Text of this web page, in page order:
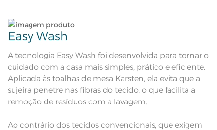
folhagens por todo o corpo
Composição
Tamanho
Cor Erva Mate
Itens Inclusos 1 Toalha de Mesa
Lave tipos de tecidos distintos separadamente;
Não lave cores claras e cores escuras no mesmo
ciclo;
No caso de derramamento acidental de líquidos,
condimentos ou molhos sobre o tecido, limpe
imediatamente utilizando um pano umedecido
em água sem comprimir ou friccionar a sujeira
Easy Wash
A tecnologia Easy Wash foi desenvolvida para tornar o
cuidado com a casa mais simples, prático e eficiente.
Aplicada às toalhas de mesa Karsten, ela evita que a
sujeira penetre nas fibras do tecido, o que facilita a
remoção de resíduos com a lavagem.
Ao contrário dos tecidos convencionais, que exigem